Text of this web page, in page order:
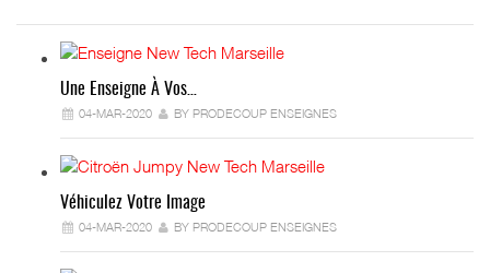
Une Enseigne À Vos…
04-MAR-2020 BY PRODECOUP ENSEIGNES
Véhiculez Votre Image
04-MAR-2020 BY PRODECOUP ENSEIGNES